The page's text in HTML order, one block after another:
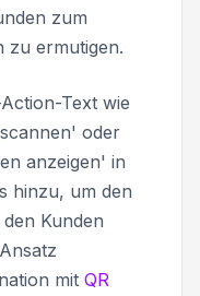
zum
zu ermutigen.
Text wie
oder
anzeigen' in
hinzu, um den
Kunden
mit QR